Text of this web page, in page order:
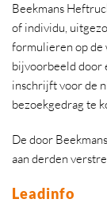
Beekmans
of individu,
formulieren op de
bijvoorbeeld door
inschrijft voor de
bezoekgedrag te
De door
aan derden
Leadinfo